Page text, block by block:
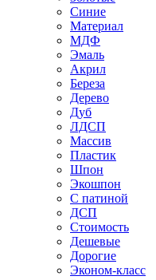
Синие
Материал
МДФ
Эмаль
Акрил
Береза
Дерево
Дуб
ЛДСП
Массив
Пластик
Шпон
Экошпон
С патиной
ДСП
Стоимость
Дешевые
Дорогие
Эконом-класс